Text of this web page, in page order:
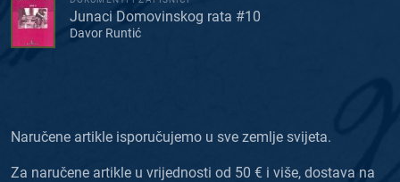
Junaci Domovinskog rata #10
Davor Runtić
Naručene artikle isporučujemo u sve zemlje svijeta.
Za naručene artikle u vrijednosti od 50 € i više, dostava na